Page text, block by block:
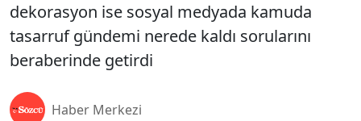
dekorasyon ise sosyal medyada kamuda
tasarruf gündemi nerede kaldı sorularını
beraberinde getirdi
Haber Merkezi